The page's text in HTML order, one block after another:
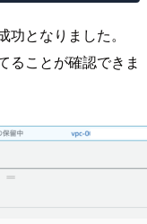
となりました。
ることが確認できま